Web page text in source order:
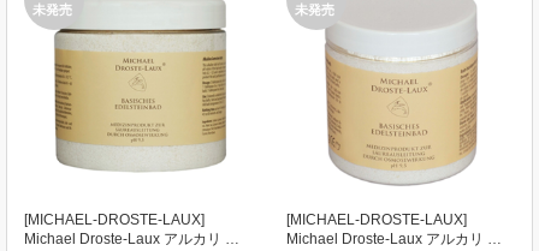
未発売
[MICHAEL-DROSTE-LAUX]
Michael Droste-Laux アルカリ デ
未発売
[MICHAEL-DROSTE-LAUX]
Michael Droste-Laux アルカリ デ